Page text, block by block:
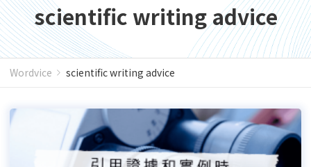
scientific writing advice
Wordvice scientific writing advice